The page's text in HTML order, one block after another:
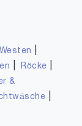
Röcke
&